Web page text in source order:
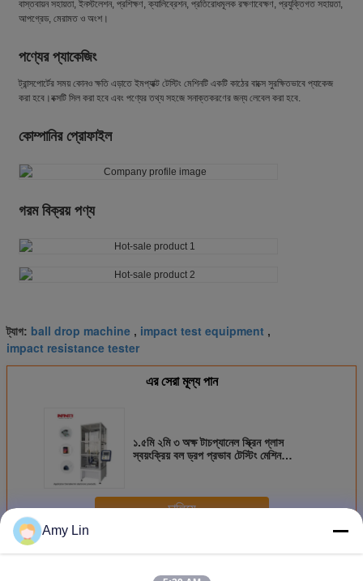
বাস্তবায়ন সহায়তা, ইনস্টলেশন, প্রশিক্ষণ, ক্যালিব্রেশন, প্রতিরোধমূলক রক্ষণাবেক্ষণ, প্রযুক্তিগত সহায়তা,
আপগ্রেড, মেরামত ও অংশ।
পণ্যের প্যাকেজিং
ট্রান্সপোর্টের সময় কোনও ক্ষতি এড়াতে ইমপ্যাক্ট টেস্টিং মেশিনটি একটি কাঠের বাক্সে সুরক্ষিতভাবে প্যাকেজ
করা হবে।বক্সটি সিল করা হবে এবং পণ্যের তথ্য সহজে সনাক্তকরণের জন্য লেবেল করা হবে.
কোম্পানির প্রোফাইল
গরম বিক্রয় পণ্য
ট্যাগ: ball drop machine , impact test equipment ,
impact resistance tester
এর সেরা মূল্য পান
১.৫মি ২মি ৩ অক্ষ টাচপ্যানেল স্ক্রিন গ্লাস
স্বয়ংক্রিয় বল ড্রপ প্রভাব টেস্টিং মেশিন
চালিয়ে
অধিকইমপ্যাক্ট টেস্টিং মেশিন
Amy Lin